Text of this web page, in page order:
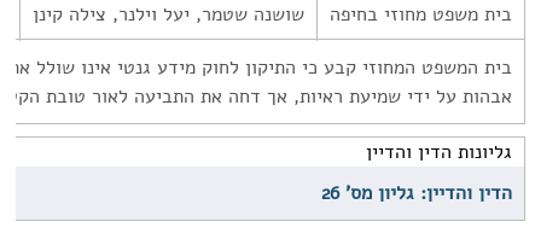
בית משפט מחוזי בחיפה שושנה שטמר, יעל וילנר, צילה קינן
בית המשפט המחוזי קבע כי התיקון לחוק מידע גנטי אינו שולל את
אבהות על ידי שמיעת ראיות, אך דחה את התביעה לאור טובת
גליונות הדין והדיין
הדין והדיין: גליון מס' 26